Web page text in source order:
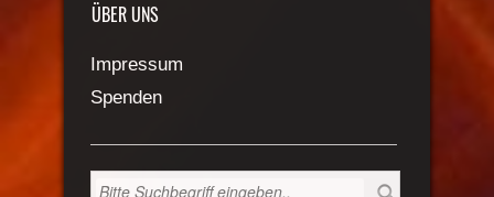
ÜBER UNS
Impressum
Spenden